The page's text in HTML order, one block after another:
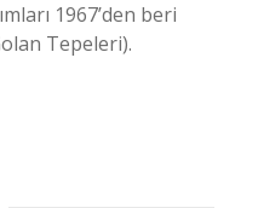
1967’den beri
Tepeleri).